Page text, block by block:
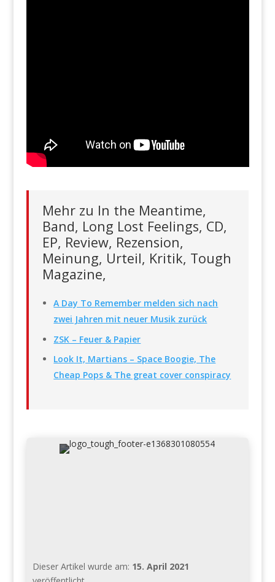
Mehr zu In the Meantime,
Band, Long Lost Feelings, CD,
EP, Review, Rezension,
Meinung, Urteil, Kritik, Tough
Magazine,
A Day To Remember melden sich nach
zwei Jahren mit neuer Musik zurück
ZSK – Feuer & Papier
Look It, Martians – Space Boogie, The
Cheap Pops & The great cover conspiracy
Dieser Artikel wurde am: 15. April 2021